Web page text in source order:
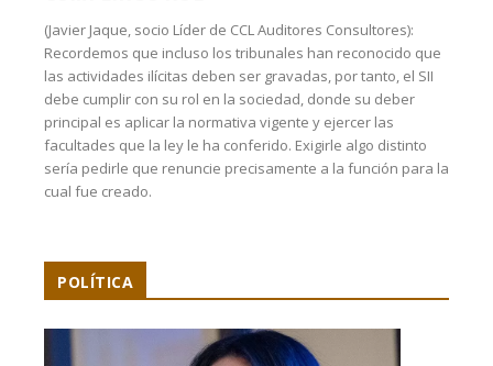
(Javier Jaque, socio Líder de CCL Auditores Consultores):
Recordemos que incluso los tribunales han reconocido que
las actividades ilícitas deben ser gravadas, por tanto, el SII
debe cumplir con su rol en la sociedad, donde su deber
principal es aplicar la normativa vigente y ejercer las
facultades que la ley le ha conferido. Exigirle algo distinto
sería pedirle que renuncie precisamente a la función para la
cual fue creado.
POLÍTICA